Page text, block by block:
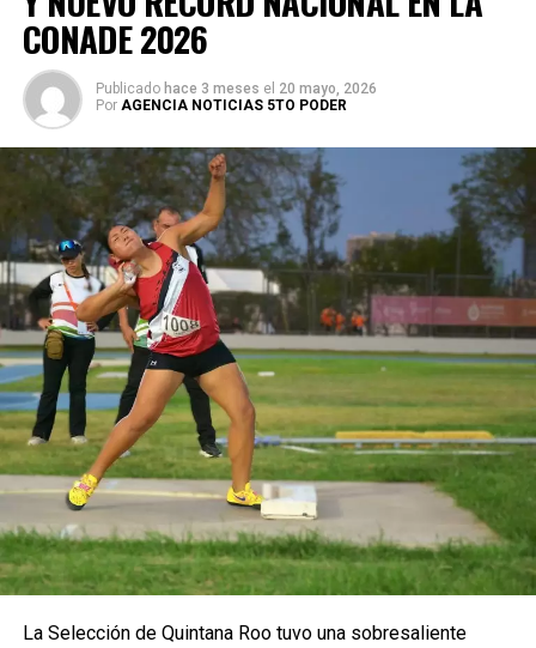
CONADE 2026
Publicado hace 3 meses el 20 mayo, 2026
Por AGENCIA NOTICIAS 5TO PODER
La Selección de Quintana Roo tuvo una sobresaliente